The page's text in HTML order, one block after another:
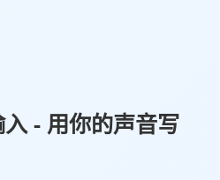
- 用你的声音写